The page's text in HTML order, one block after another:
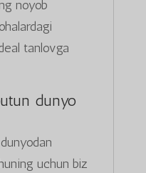
noyob
tanlovga
dunyo
uchun biz